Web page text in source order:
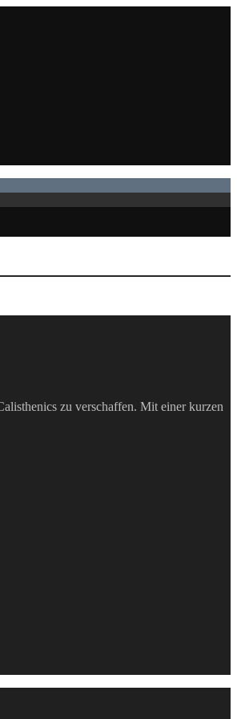
zu verschaffen. Mit einer kurzen